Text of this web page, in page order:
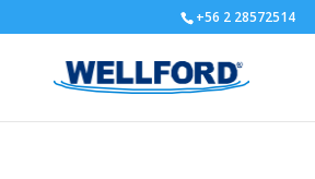
+56 2 28572514